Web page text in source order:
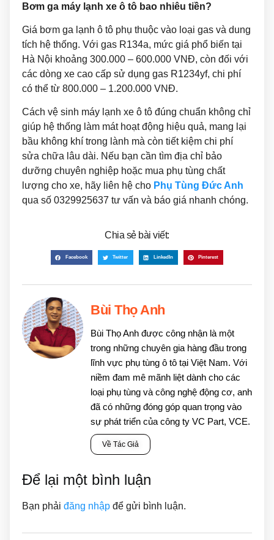
Bơm ga máy lạnh xe ô tô bao nhiêu tiền?
Giá bơm ga lạnh ô tô phụ thuộc vào loại gas và dung
tích hệ thống. Với gas R134a, mức giá phổ biến tại
Hà Nội khoảng 300.000 – 600.000 VNĐ, còn đối với
các dòng xe cao cấp sử dụng gas R1234yf, chi phí
có thể từ 800.000 – 1.200.000 VNĐ.
Cách vệ sinh máy lạnh xe ô tô đúng chuẩn không chỉ
giúp hệ thống làm mát hoạt động hiệu quả, mang lại
bầu không khí trong lành mà còn tiết kiệm chi phí
sửa chữa lâu dài. Nếu bạn cần tìm địa chỉ bảo
dưỡng chuyên nghiệp hoặc mua phụ tùng chất
lượng cho xe, hãy liên hệ cho Phụ Tùng Đức Anh
qua số 0329925637 tư vấn và báo giá nhanh chóng.
Chia sẻ bài viết:
Facebook Twitter LinkedIn Pinterest
Bùi Thọ Anh
Bùi Thọ Anh được công nhận là một
trong những chuyên gia hàng đầu trong
lĩnh vực phụ tùng ô tô tại Việt Nam. Với
niềm đam mê mãnh liệt dành cho các
loại phụ tùng và công nghệ động cơ, anh
đã có những đóng góp quan trọng vào
sự phát triển của công ty VC Part, VCE.
Về Tác Giả
Để lại một bình luận
Bạn phải đăng nhập để gửi bình luận.